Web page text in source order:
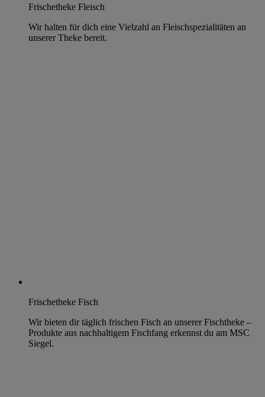
Frischetheke Fleisch
Wir halten für dich eine Vielzahl an Fleischspezialitäten an
unserer Theke bereit.
Frischetheke Fisch
Wir bieten dir täglich frischen Fisch an unserer Fischtheke –
Produkte aus nachhaltigem Fischfang erkennst du am MSC
Siegel.